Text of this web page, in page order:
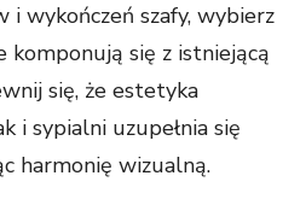
i wykończeń szafy, wybierz
komponują się z istniejącą
się, że estetyka
i sypialni uzupełnia się
harmonię wizualną.